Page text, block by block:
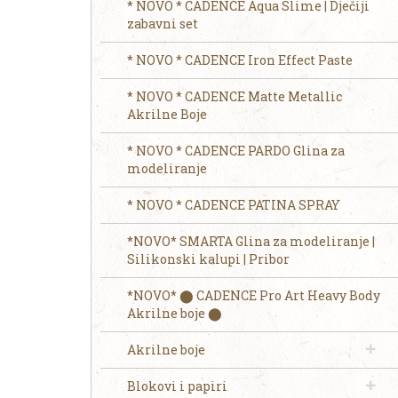
* NOVO * CADENCE Aqua Slime | Dječiji
zabavni set
* NOVO * CADENCE Iron Effect Paste
* NOVO * CADENCE Matte Metallic
Akrilne Boje
* NOVO * CADENCE PARDO Glina za
modeliranje
* NOVO * CADENCE PATINA SPRAY
*NOVO* SMARTA Glina za modeliranje |
Silikonski kalupi | Pribor
*NOVO* ⬤ CADENCE Pro Art Heavy Body
Akrilne boje ⬤
Akrilne boje
Blokovi i papiri